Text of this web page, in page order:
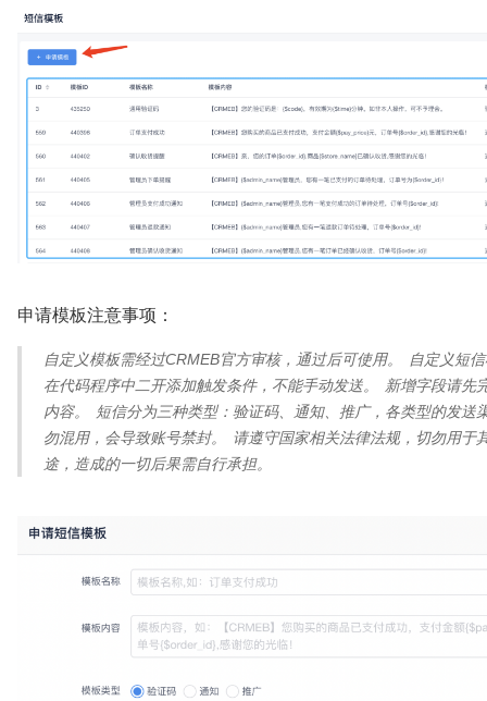
申请模板注意事项：
自定义模板需经过CRMEB官方审核，通过后可使用。 自定义短
在代码程序中二开添加触发条件，不能手动发送。 新增字段请先
内容。 短信分为三种类型：验证码、通知、推广，各类型的发送
勿混用，会导致账号禁封。 请遵守国家相关法律法规，切勿用于
途，造成的一切后果需自行承担。